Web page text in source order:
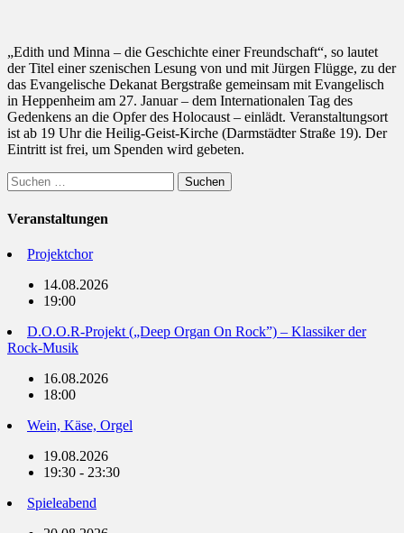
„Edith und Minna – die Geschichte einer Freundschaft“, so lautet
der Titel einer szenischen Lesung von und mit Jürgen Flügge, zu der
das Evangelische Dekanat Bergstraße gemeinsam mit Evangelisch
in Heppenheim am 27. Januar – dem Internationalen Tag des
Gedenkens an die Opfer des Holocaust – einlädt. Veranstaltungsort
ist ab 19 Uhr die Heilig-Geist-Kirche (Darmstädter Straße 19). Der
Eintritt ist frei, um Spenden wird gebeten.
Suchen
nach:
Veranstaltungen
Projektchor
14.08.2026
19:00
D.O.O.R-Projekt („Deep Organ On Rock”) – Klassiker der
Rock-Musik
16.08.2026
18:00
Wein, Käse, Orgel
19.08.2026
19:30 - 23:30
Spieleabend